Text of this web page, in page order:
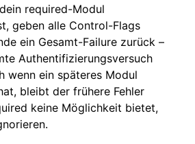
required-Modul
geben alle Control-Flags
ein Gesamt-Failure zurück –
Authentifizierungsversuch
wenn ein späteres Modul
bleibt der frühere Fehler
keine Möglichkeit bietet,